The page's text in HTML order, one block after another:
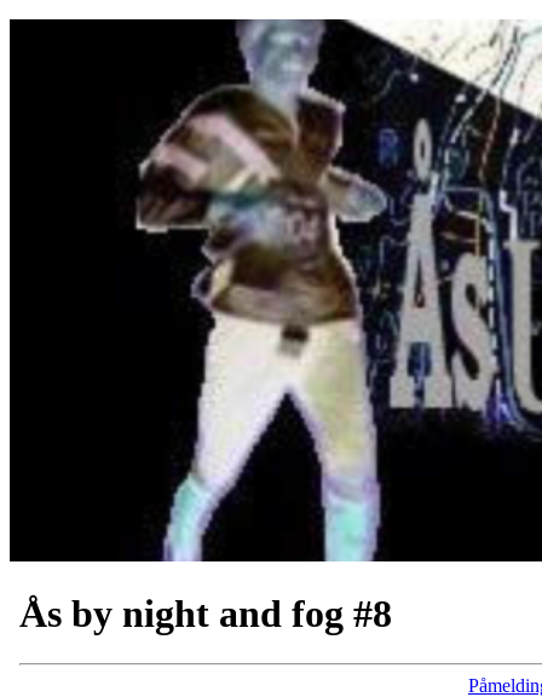
Ås by night and fog #8